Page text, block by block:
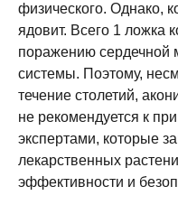
физического. Однако,
ядовит. Всего 1 ложка
поражению
системы. Поэтому,
течение столетий,
не рекомендуется к
экспертами, которые
лекарственных
эффективности и